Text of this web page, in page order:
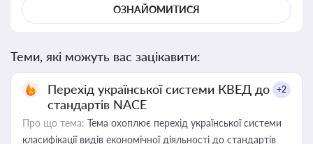
ОЗНАЙОМИТИСЯ
Теми, які можуть вас зацікавити:
Перехід української системи КВЕД до
стандартів NACE
+2
Про що тема: Тема охоплює перехід української системи
класифікації видів економічної діяльності до стандартів